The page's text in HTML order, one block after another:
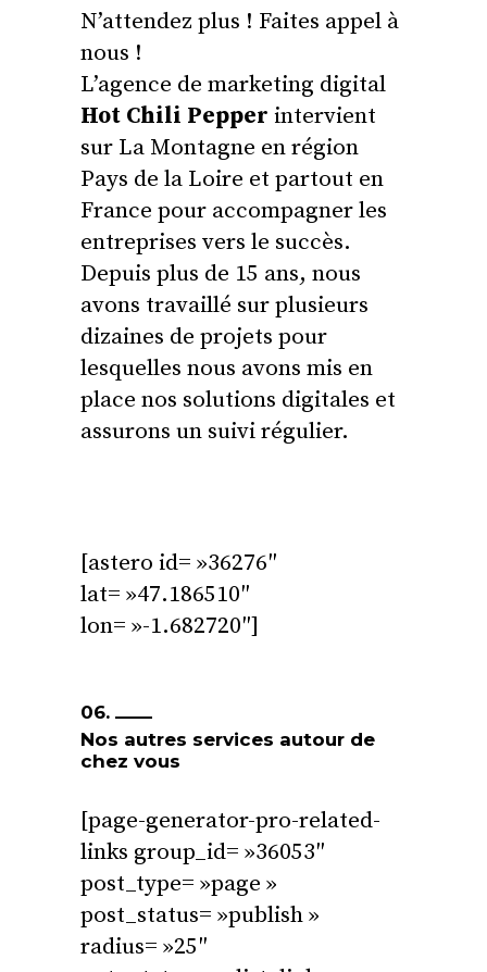
N’attendez plus ! Faites appel à
nous !
L’agence de marketing digital
Hot Chili Pepper intervient
sur La Montagne en région
Pays de la Loire et partout en
France pour accompagner les
entreprises vers le succès.
Depuis plus de 15 ans, nous
avons travaillé sur plusieurs
dizaines de projets pour
lesquelles nous avons mis en
place nos solutions digitales et
assurons un suivi régulier.
[astero id= »36276″
lat= »47.186510″
lon= »-1.682720″]
06.
Nos autres services autour de
chez vous
[page-generator-pro-related-
links group_id= »36053″
post_type= »page »
post_status= »publish »
radius= »25″